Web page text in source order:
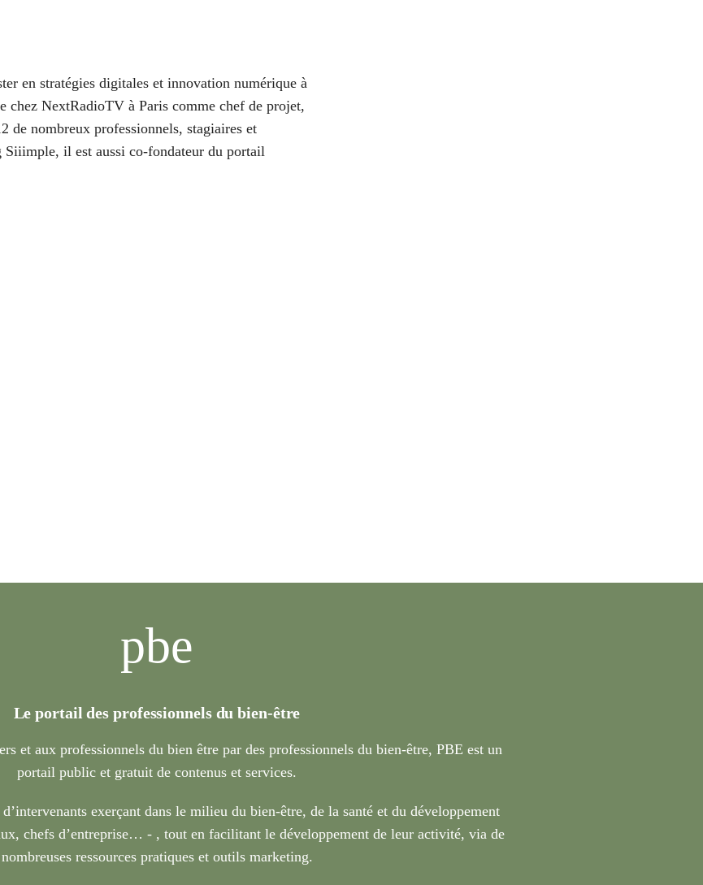
en stratégies digitales et innovation numérique à
chez NextRadioTV à Paris comme chef de projet,
de nombreux professionnels, stagiaires et
Siiimple, il est aussi co-fondateur du portail
pbe
Le portail des professionnels du bien-être
et aux professionnels du bien être par des professionnels du bien-être, PBE est un
portail public et gratuit de contenus et services.
exerçant dans le milieu du bien-être, de la santé et du développement
chefs d’entreprise… - , tout en facilitant le développement de leur activité, via de
nombreuses ressources pratiques et outils marketing.